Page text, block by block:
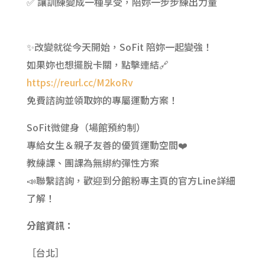
✨改變就從今天開始，SoFit 陪妳一起變強！
如果妳也想擺脫卡關，點擊連結🔗
https://reurl.cc/M2koRv
免費諮詢並領取妳的專屬運動方案！
SoFit微健身（場館預約制）
專給女生＆親子友善的優質運動空間❤️
教練課、團課為無綁約彈性方案
📣聯繫諮詢，歡迎到分館粉專主頁的官方Line詳細
了解！
分館資訊：
［台北］